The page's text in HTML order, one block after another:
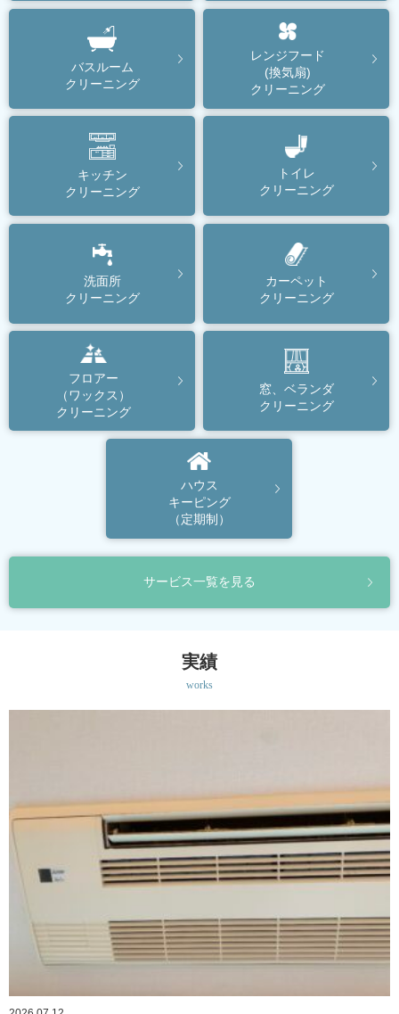
バスルーム
クリーニング
レンジフード
(換気扇)
クリーニング
キッチン
クリーニング
トイレ
クリーニング
洗面所
クリーニング
カーペット
クリーニング
フロアー
（ワックス）
クリーニング
窓、ベランダ
クリーニング
ハウス
キーピング
（定期制）
サービス一覧を見る
実績
works